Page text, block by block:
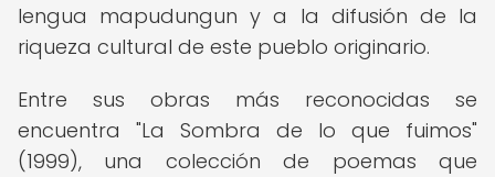
lengua mapudungun y a la difusión de la
riqueza cultural de este pueblo originario.
Entre sus obras más reconocidas se
encuentra "La Sombra de lo que fuimos"
(1999), una colección de poemas que